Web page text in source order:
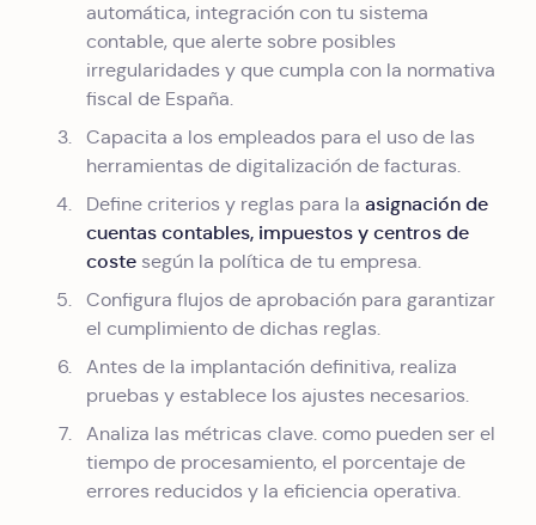
automática, integración con tu sistema
contable, que alerte sobre posibles
irregularidades y que cumpla con la normativa
fiscal de España.
Capacita a los empleados para el uso de las
herramientas de digitalización de facturas.
Define criterios y reglas para la asignación de
cuentas contables, impuestos y centros de
coste según la política de tu empresa.
Configura flujos de aprobación para garantizar
el cumplimiento de dichas reglas.
Antes de la implantación definitiva, realiza
pruebas y establece los ajustes necesarios.
Analiza las métricas clave. como pueden ser el
tiempo de procesamiento, el porcentaje de
errores reducidos y la eficiencia operativa.